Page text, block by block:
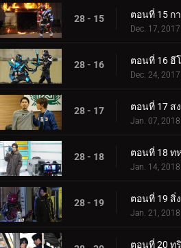
28 - 15
Dec. 17, 2017
28 - 16 ตอนที่ 16 ฮี
Dec. 24, 2017
28 - 17
Jan. 07, 2018
28 - 18 ตอนที่ 18 ท
Jan. 14, 2018
28 - 19 ตอนที่ 19 สิ่
Jan. 21, 2018
ตอนที่ 20 ท